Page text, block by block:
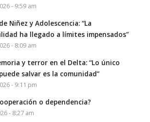
- 9:59 am
Niñez y Adolescencia: “La
ha llegado a límites impensados”
- 8:09 am
y terror en el Delta: “Lo único
salvar es la comunidad”
- 9:11 pm
o dependencia?
- 8:27 am